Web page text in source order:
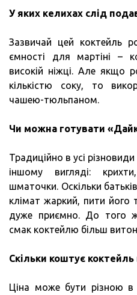
У яких келихах слід
Зазвичай цей коктейль
ємності для мартіні –
високій ніжці. Але якщо
кількістю соку, то
чашею-тюльпаном.
Чи можна готувати
Традиційно в усі
іншому вигляді:
шматочки. Оскільки
клімат жаркий, пити
дуже приємно. До того ж
смак коктейлю більш
Скільки коштує коктейль
Ціна може бути різною в